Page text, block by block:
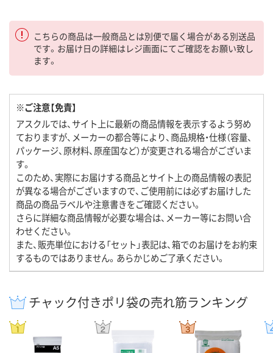
こちらの商品は一般商品とは別便で届く場合がある別送品
です。お届け日の詳細はレジ画面にてご確認をお願い致し
ます。
※ご注意【免責】
アスクルでは、サイト上に最新の商品情報を表示するよう努め
ておりますが、メーカーの都合等により、商品規格・仕様（容量、
パッケージ、原材料、原産国など）が変更される場合がございま
す。
このため、実際にお届けする商品とサイト上の商品情報の表記
が異なる場合がございますので、ご使用前には必ずお届けした
商品の商品ラベルや注意書きをご確認ください。
さらに詳細な商品情報が必要な場合は、メーカー等にお問い合
わせください。
また、販売単位における「セット」表記は、箱でのお届けをお約束
するものではありません。あらかじめご了承ください。
チャック付きポリ袋の売れ筋ランキング